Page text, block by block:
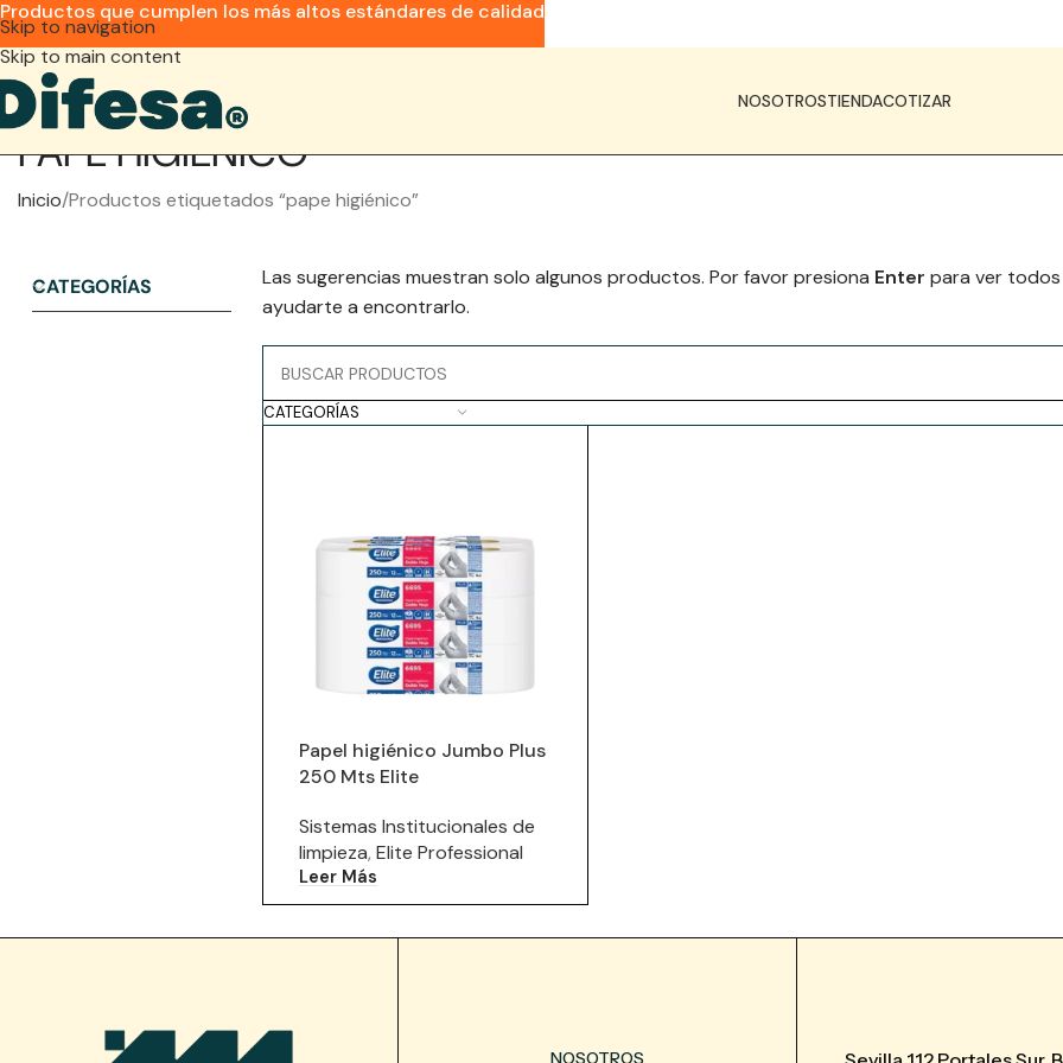
Skip to navigation
Skip to main content
NOSOTROSTIENDACOTIZAR
PAPE HIGIÉNICO
Inicio Productos etiquetados “pape higiénico”
CATEGORÍAS Las sugerencias muestran solo algunos productos. Por favor presiona Enter para ver
ayudarte a encontrarlo.
CATEGORÍAS
Papel higiénico Jumbo Plus
250 Mts Elite
Sistemas Institucionales de
limpieza, Elite Professional
Leer Más
NOSOTROS
Productos que cumplen los más altos estándares de calidad